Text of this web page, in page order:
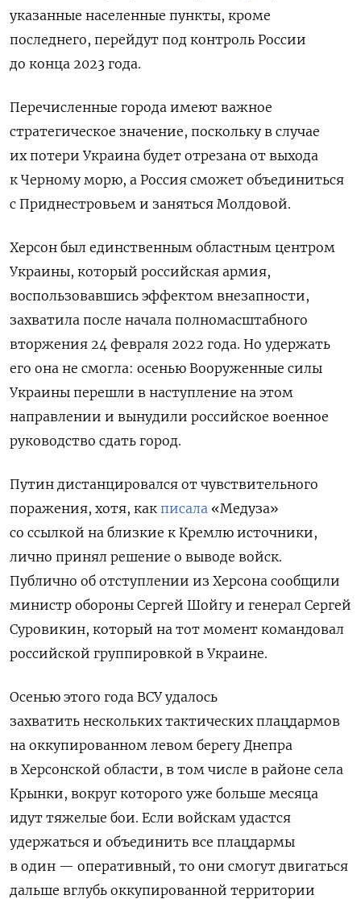
указанные населенные пункты, кроме
последнего, перейдут под контроль России
до конца 2023 года.
Перечисленные города имеют важное
стратегическое значение, поскольку в случае
их потери Украина будет отрезана от выхода
к Черному морю, а Россия сможет объединиться
с Приднестровьем и заняться Молдовой.
Херсон был единственным областным центром
Украины, который российская армия,
воспользовавшись эффектом внезапности,
захватила после начала полномасштабного
вторжения 24 февраля 2022 года. Но удержать
его она не смогла: осенью Вооруженные силы
Украины перешли в наступление на этом
направлении и вынудили российское военное
руководство сдать город.
Путин дистанцировался от чувствительного
поражения, хотя, как писала «Медуза»
со ссылкой на близкие к Кремлю источники,
лично принял решение о выводе войск.
Публично об отступлении из Херсона сообщили
министр обороны Сергей Шойгу и генерал Сергей
Суровикин, который на тот момент командовал
российской группировкой в Украине.
Осенью этого года ВСУ удалось
захватить нескольких тактических плацдармов
на оккупированном левом берегу Днепра
в Херсонской области, в том числе в районе села
Крынки, вокруг которого уже больше месяца
идут тяжелые бои. Если войскам удастся
удержаться и объединить все плацдармы
в один — оперативный, то они смогут двигаться
дальше вглубь оккупированной территории